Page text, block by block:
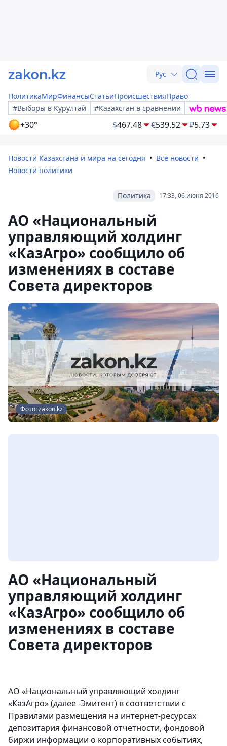
Рус
ПолитикаМирФинансыСтатьиПроисшествияПраво
#Выборы в Курултай
#Казахстан в сравнении
+30° $467.48 €539.52 ₽5.73
Новости Казахстана и мира на сегодня
Все новости
Новости политики
17:33, 06 июня 2016
Политика
АО «Национальный
управляющий холдинг
«КазАгро» сообщило об
изменениях в составе
Совета директоров
Фото: zakon.kz
АО «Национальный
управляющий холдинг
«КазАгро» сообщило об
изменениях в составе
Совета директоров
АО «Национальный управляющий холдинг
«КазАгро» (далее -Эмитент) в соответствии с
Правилами размещения на интернет-ресурсах
депозитария финансовой отчетности, фондовой
биржи информации о корпоративных событиях,